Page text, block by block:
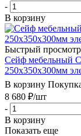
-
В корзину
Быстрый просмотр
Сейф мебельный
250x350x300мм
В корзину
8 680 ₽/шт
-
В корзину
Показать еще